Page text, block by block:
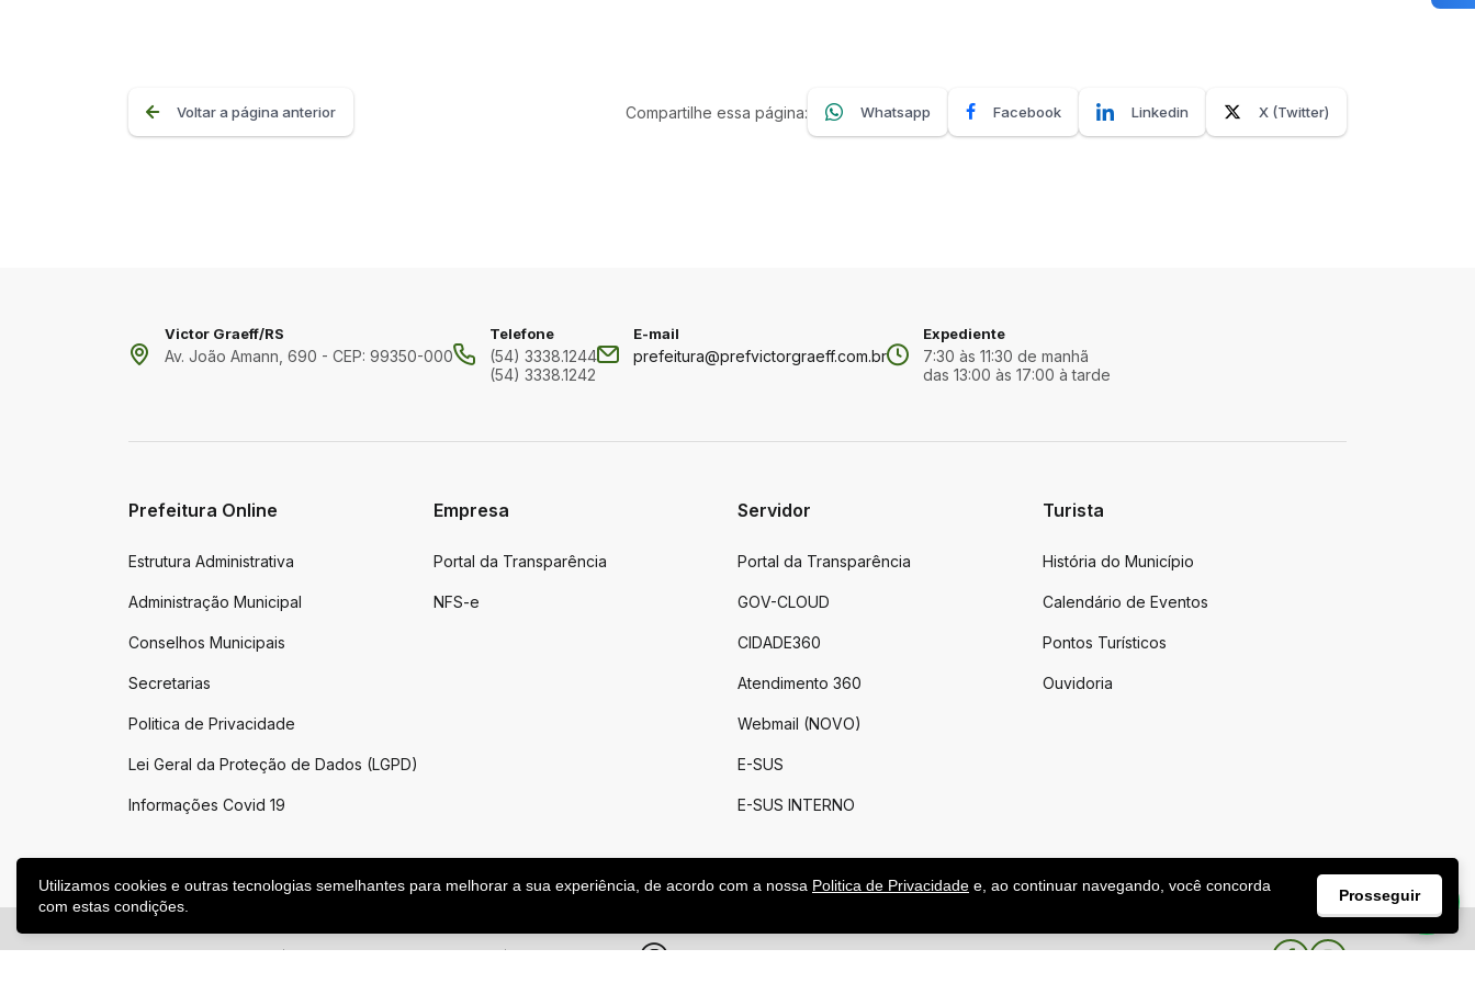
Voltar a página anterior Compartilhe essa página: Whatsapp Facebook Linkedin X (Twitter)
Victor Graeff/RS
Av. João Amann, 690 - CEP: 99350-000
Telefone
(54) 3338.1244
(54) 3338.1242
E-mail
prefeitura@prefvictorgraeff.com.br
Expediente
7:30 às 11:30 de manhã
das 13:00 às 17:00 à tarde
Prefeitura Online
Estrutura Administrativa
Administração Municipal
Conselhos Municipais
Secretarias
Politica de Privacidade
Lei Geral da Proteção de Dados (LGPD)
Informações Covid 19
Empresa
Portal da Transparência
NFS-e
Servidor
Portal da Transparência
GOV-CLOUD
CIDADE360
Atendimento 360
Webmail (NOVO)
E-SUS
E-SUS INTERNO
Turista
História do Município
Calendário de Eventos
Pontos Turísticos
Ouvidoria
Utilizamos cookies e outras tecnologias semelhantes para melhorar a sua experiência, de acordo com a nossa Politica de Privacidade e, ao continuar navegando, você concorda
com estas condições.
Prosseguir